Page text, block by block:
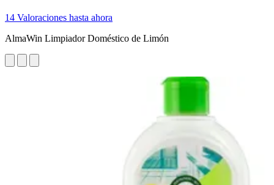
14 Valoraciones hasta ahora
AlmaWin Limpiador Doméstico de Limón